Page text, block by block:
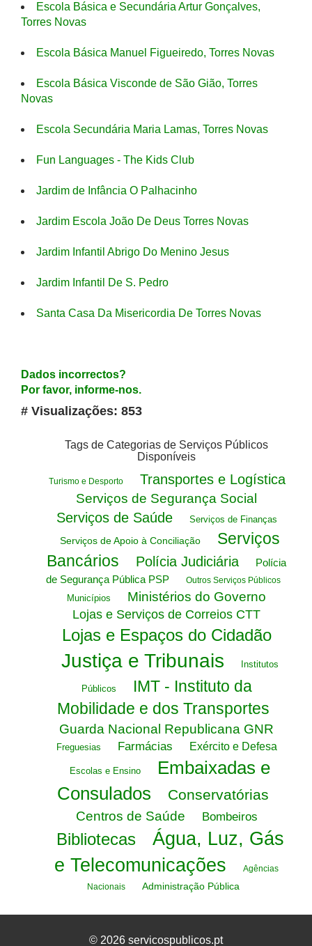
Escola Básica e Secundária Artur Gonçalves,
Torres Novas
Escola Básica Manuel Figueiredo, Torres Novas
Escola Básica Visconde de São Gião, Torres
Novas
Escola Secundária Maria Lamas, Torres Novas
Fun Languages - The Kids Club
Jardim de Infância O Palhacinho
Jardim Escola João De Deus Torres Novas
Jardim Infantil Abrigo Do Menino Jesus
Jardim Infantil De S. Pedro
Santa Casa Da Misericordia De Torres Novas
Dados incorrectos?
Por favor, informe-nos.
# Visualizações: 853
Tags de Categorias de Serviços Públicos
Disponíveis
Turismo e Desporto Transportes e Logística
Serviços de Segurança Social
Serviços de Saúde Serviços de Finanças
Serviços de Apoio à Conciliação
Serviços
Bancários
Polícia Judiciária
Polícia
de Segurança Pública PSP
Outros Serviços Públicos
Municípios Ministérios do Governo
Lojas e Serviços de Correios CTT
Lojas e Espaços do Cidadão
Justiça e Tribunais Institutos
Públicos
IMT - Instituto da
Mobilidade e dos Transportes
Guarda Nacional Republicana GNR
Freguesias Farmácias Exército e Defesa
Escolas e Ensino
Embaixadas e
Consulados
Conservatórias
Centros de Saúde Bombeiros
Bibliotecas
Água, Luz, Gás
e Telecomunicações
Agências
Nacionais
Administração Pública
© 2026 servicospublicos.pt